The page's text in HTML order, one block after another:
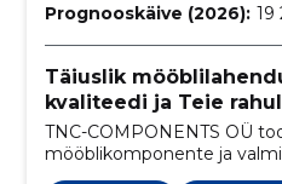
Prognooskäive (2026): 19
Täiuslik
kvaliteedi ja Teie
TNC-COMPONENTS OÜ toodab kvaliteetseid
mööblikomponente ja